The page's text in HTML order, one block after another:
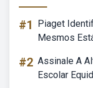
#1
Piaget
Mesmos
#2 Assinale A
Escolar